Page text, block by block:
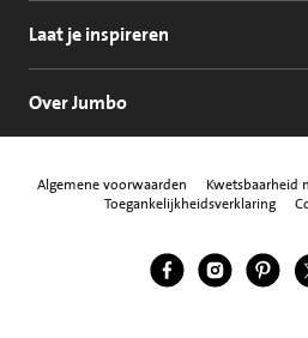
Laat je inspireren
Over Jumbo
Algemene voorwaarden Kwetsbaarheid
Toegankelijkheidsverklaring
Volg ons
Jumbo Facebook
JumboJumbo